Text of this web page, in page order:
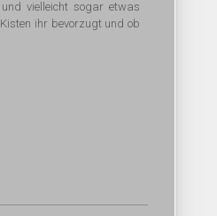
vielleicht sogar etwas
ihr bevorzugt und ob